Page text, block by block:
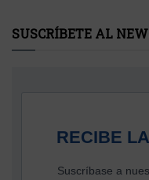
SUSCRÍBETE AL
RECIBE
Suscríbase a